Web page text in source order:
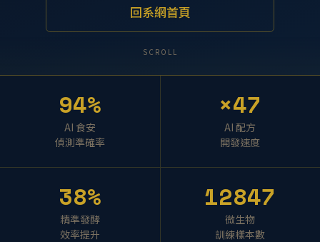
回系網首頁
SCROLL
94%
AI 食安
偵測準確率
×47
AI 配方
開發速度
38%
精準發酵
效率提升
12847
微生物
訓練樣本數